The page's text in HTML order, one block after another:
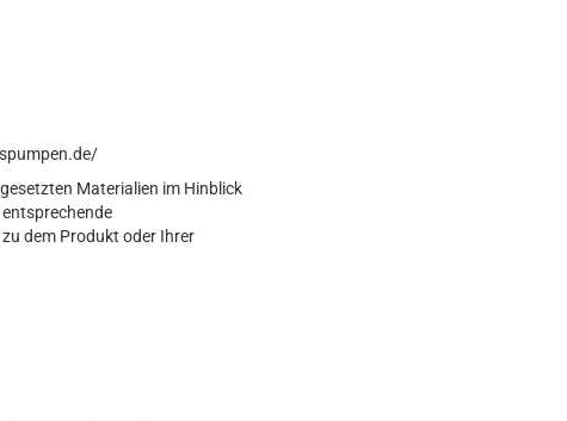
Materialien im Hinblick
dem Produkt oder Ihrer